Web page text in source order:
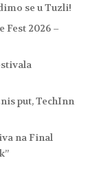
se u Tuzli!
Fest 2026 –
put, TechInn
na Final